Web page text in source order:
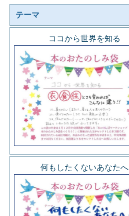
テーマ
ココから世界を知る
何もしたくないあなたへ